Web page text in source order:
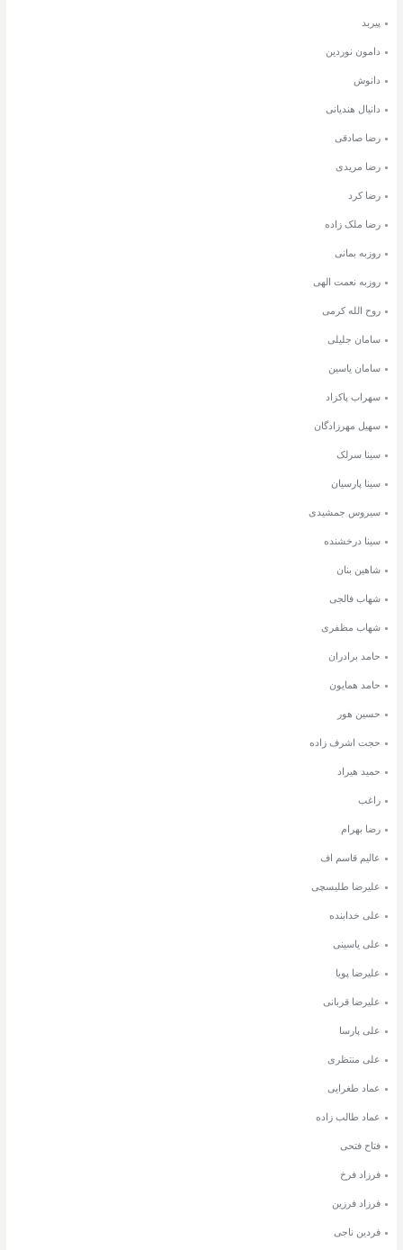
پیربد
دامون نوردین
دانوش
دانیال هندیانی
رضا صادقی
رضا مریدی
رضا کرد
رضا ملک زاده
روزبه بمانی
روزبه نعمت الهی
روح الله کرمی
سامان جلیلی
سامان یاسین
سهراب پاکزاد
سهیل مهرزادگان
سینا سرلک
سینا پارسیان
سیروس جمشیدی
سینا درخشنده
شاهین بنان
شهاب فالجی
شهاب مظفری
حامد برادران
حامد همایون
حسین هور
حجت اشرف زاده
حمید هیراد
راغب
رضا بهرام
عالیم قاسم اف
علیرضا طلیسچی
علی خدابنده
علی یاسینی
علیرضا پویا
علیرضا قربانی
علی پارسا
علی منتظری
عماد طغرایی
عماد طالب زاده
فتاح فتحی
فرزاد فرخ
فرزاد فرزین
فردین ناجی